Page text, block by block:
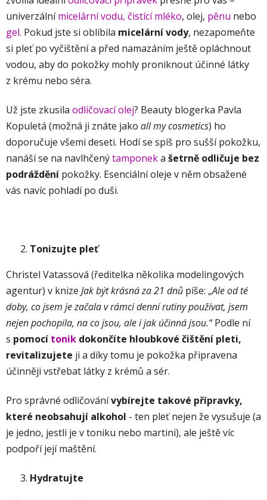
univerzálnímicelární vodu, čistící mléko, olej, pěnu nebo
gel. Pokud jste si oblíbila micelární vody, nezapomeňte
si pleť po vyčištění a před namazáním ještě opláchnout
vodou, aby do pokožky mohly proniknout účinné látky
z krému nebo séra.
Už jste zkusila odličovací olej? Beauty blogerka Pavla
Kopuletá (možná ji znáte jako all my cosmetics) ho
doporučuje všemi deseti. Hodí se spíš pro sušší pokožku,
nanáší se na navlhčenýtamponeka šetrně odličuje bez
podráždění pokožky. Esenciální oleje v něm obsažené
vás navíc pohladí po duši.
Tonizujte pleť
Christel Vatassová (ředitelka několika modelingových
agentur) v knize Jak být krásná za 21 dnů píše: „Ale od té
doby, co jsem je začala v rámci denní rutiny používat, jsem
nejen pochopila, na co jsou, ale i jak účinná jsou.“Podle ní
s pomocí tonik dokončíte hloubkové čištění pleti,
revitalizujete ji a díky tomu je pokožka připravena
účinněji vstřebat látky z krémů a sér.
Pro správné odličovánívybírejte takové přípravky,
které neobsahují alkohol - ten pleť nejen že vysušuje (a
je jedno, jestli je v toniku nebo martini), ale ještě víc
podpoří její maštění.
Hydratujte